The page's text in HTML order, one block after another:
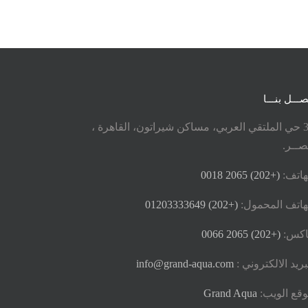
بنـــا
33 حي الملتقي العربي، مساكن شيراتون، القاهرة ،
(+202) 2065 0018
المحمول: (+202) 01203333649
(+202) 2065 0066
الالكتروني : info@grand-aqua.com
الويب: Grand Aqua